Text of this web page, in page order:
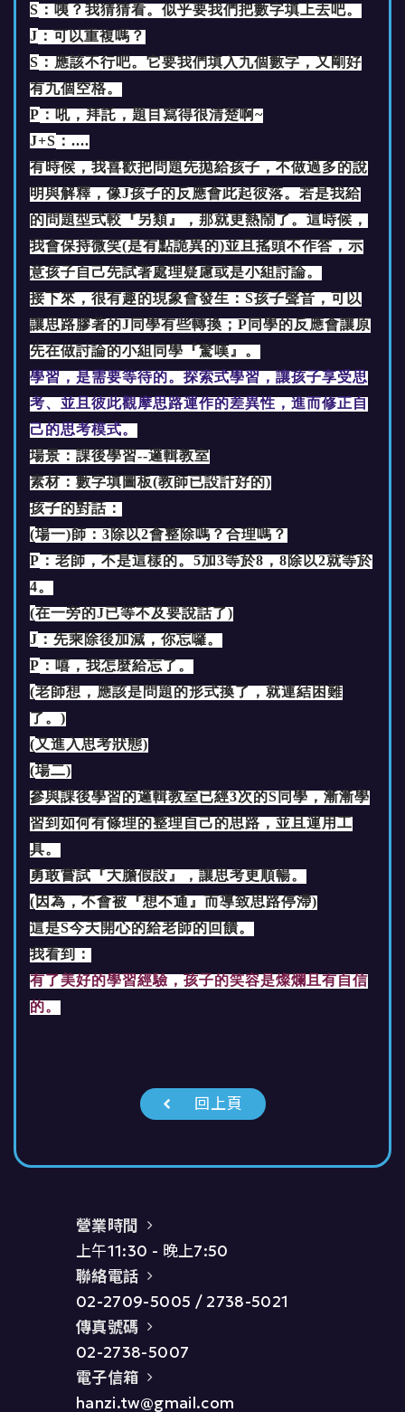
S ：咦？我猜猜看。似乎要我們把數字填上去吧。
J ：可以重複嗎？
S ：應該不行吧。它要我們填入九個數字，又剛好
有九個空格。
P ：吼，拜託，題目寫得很清楚啊~
J+S ：....
有時候，我喜歡把問題先拋給孩子，不做過多的說
明與解釋，像J孩子的反應會此起彼落。若是我給
的問題型式較『另類』，那就更熱鬧了。這時候，
我會保持微笑(是有點詭異的)並且搖頭不作答，示
意孩子自己先試著處理疑慮或是小組討論。
接下來，很有趣的現象會發生：S孩子聲音，可以
讓思路膠著的J同學有些轉換；P同學的反應會讓原
先在做討論的小組同學『驚嘆』。
學習，是需要等待的。探索式學習，讓孩子享受思
考、並且彼此觀摩思路運作的差異性，進而修正自
己的思考模式。
場景：課後學習--邏輯教室
素材：數字填圖板(教師已設計好的)
孩子的對話：
(場一)師：3除以2會整除嗎？合理嗎？
P ：老師，不是這樣的。5加3等於8，8除以2就等於
4。
(在一旁的J已等不及要說話了)
J ：先乘除後加減，你忘囉。
P ：嘻，我怎麼給忘了。
(老師想，應該是問題的形式換了，就連結困難
了。)
(又進入思考狀態)
(場二)
參與課後學習的邏輯教室已經3次的S同學，漸漸學
習到如何有條理的整理自己的思路，並且運用工
具。
勇敢嘗試『大膽假設』，讓思考更順暢。
( 因為，不會被『想不通』而導致思路停滯)
這是S今天開心的給老師的回饋。
我看到：
有了美好的學習經驗，孩子的笑容是燦爛且有自信
的。
回上頁
營業時間
上午11:30 - 晚上7:50
聯絡電話
02-2709-5005 / 2738-5021
傳真號碼
02-2738-5007
電子信箱
hanzi.tw@gmail.com